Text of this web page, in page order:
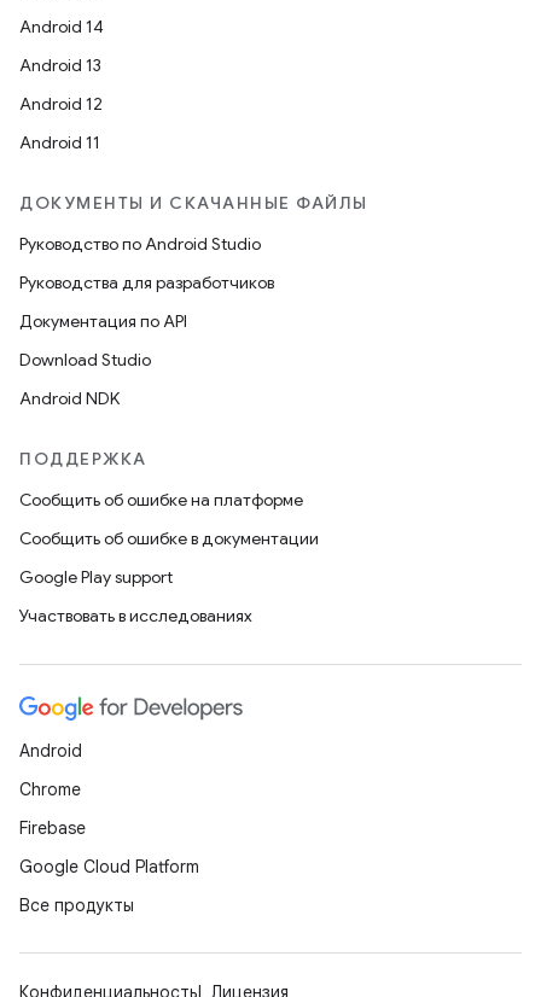
Android 14
Android 13
Android 12
Android 11
ДОКУМЕНТЫ И СКАЧАННЫЕ ФАЙЛЫ
Руководство по Android Studio
Руководства для разработчиков
Документация по API
Download Studio
Android NDK
ПОДДЕРЖКА
Сообщить об ошибке на платформе
Сообщить об ошибке в документации
Google Play support
Участвовать в исследованиях
Android
Chrome
Firebase
Google Cloud Platform
Все продукты
Конфиденциальность Лицензия